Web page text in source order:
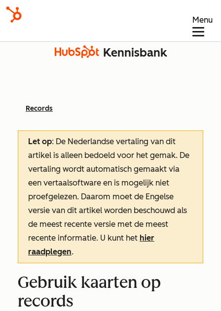
Menu
Kennisbank
Records
Let op: De Nederlandse vertaling van dit
artikel is alleen bedoeld voor het gemak. De
vertaling wordt automatisch gemaakt via
een vertaalsoftware en is mogelijk niet
proefgelezen. Daarom moet de Engelse
versie van dit artikel worden beschouwd als
de meest recente versie met de meest
recente informatie. U kunt het hier
raadplegen.
Gebruik kaarten op
records